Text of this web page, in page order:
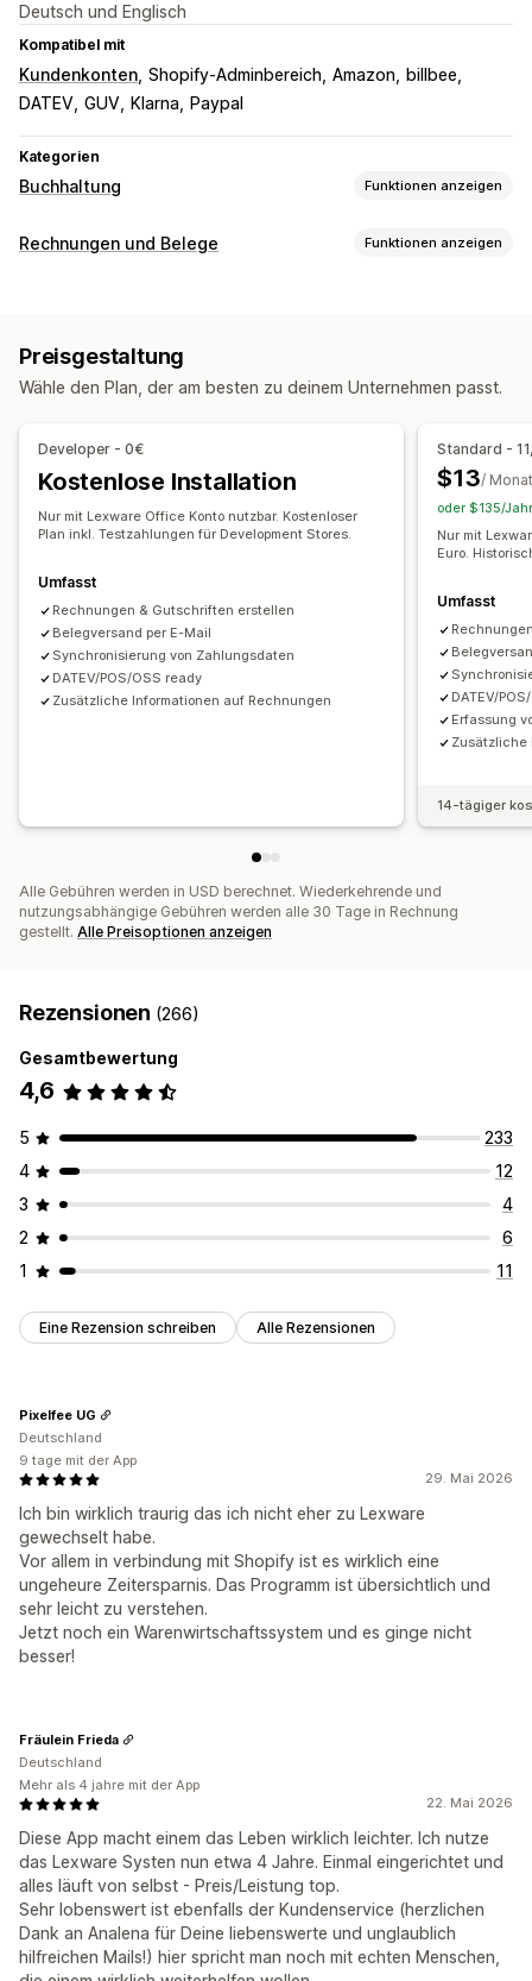
Deutsch und Englisch
Kompatibel mit
Kundenkonten Shopify-Adminbereich Amazon
billbee
DATEV GUV Klarna Paypal
Kategorien
Buchhaltung Funktionen anzeigen
Finanzielle Berichte
Benutzerdefinierte Berichte
Abrechnung und Rechnungsstellung
Steuerliche Abzüge
Steuerbefreiungen
Bestellungen
Mehrere Währungen
Automatisierte Datensynchronisierung
Übersicht über täglichen Umsatz
Transaktionen
Auszahlungen
Zuordnung der Umsatzsteuer
Fehlerbehebung Import historischer Daten
Rechnungen und Belege Funktionen anzeigen
Bestellentwürfe Zustellungshinweise
Rückerstattungen
Rechnungsnummern
Mehrere Währungen
Mehrere Sprachen
Dateimanagement
Dateibenennung
E-Mail-Automatisierung
PDF-Generierung Drucken und Exportieren
Berichte
Datensicherheit Fortlaufende Nummerierung
Preisgestaltung
Wähle den Plan, der am besten zu deinem Unternehmen passt.
Developer - 0€
Kostenlose Installation
Nur mit Lexware Office Konto nutzbar. Kostenloser
Plan inkl. Testzahlungen für Development Stores.
Umfasst
Rechnungen & Gutschriften erstellen
Belegversand per E-Mail
Synchronisierung von Zahlungsdaten
DATEV/POS/OSS ready
Zusätzliche Informationen auf Rechnungen
Standard -
$13/ Monat
oder $135/
Nur mit
Euro.
Umfasst
DATEV/
Erfassung
Zusätzliche
14-tägiger
Alle Gebühren werden in USD berechnet. Wiederkehrende und
nutzungsabhängige Gebühren werden alle 30 Tage in Rechnung
gestellt. Alle Preisoptionen anzeigen
Rezensionen (266)
Gesamtbewertung
4,6
5
233
4
12
3
4
2
6
1
11
Eine Rezension schreiben Alle Rezensionen
29. Mai 2026
Ich bin wirklich traurig das ich nicht eher zu Lexware
gewechselt habe.
Vor allem in verbindung mit Shopify ist es wirklich eine
ungeheure Zeitersparnis. Das Programm ist übersichtlich und
sehr leicht zu verstehen.
Jetzt noch ein Warenwirtschaftssystem und es ginge nicht
besser!
Pixelfee UG
Deutschland
9 tage mit der App
22. Mai 2026
Diese App macht einem das Leben wirklich leichter. Ich nutze
das Lexware Systen nun etwa 4 Jahre. Einmal eingerichtet und
alles läuft von selbst - Preis/Leistung top.
Sehr lobenswert ist ebenfalls der Kundenservice (herzlichen
Dank an Analena für Deine liebenswerte und unglaublich
hilfreichen Mails!) hier spricht man noch mit echten Menschen,
Fräulein Frieda
Deutschland
Mehr als 4 jahre mit der App